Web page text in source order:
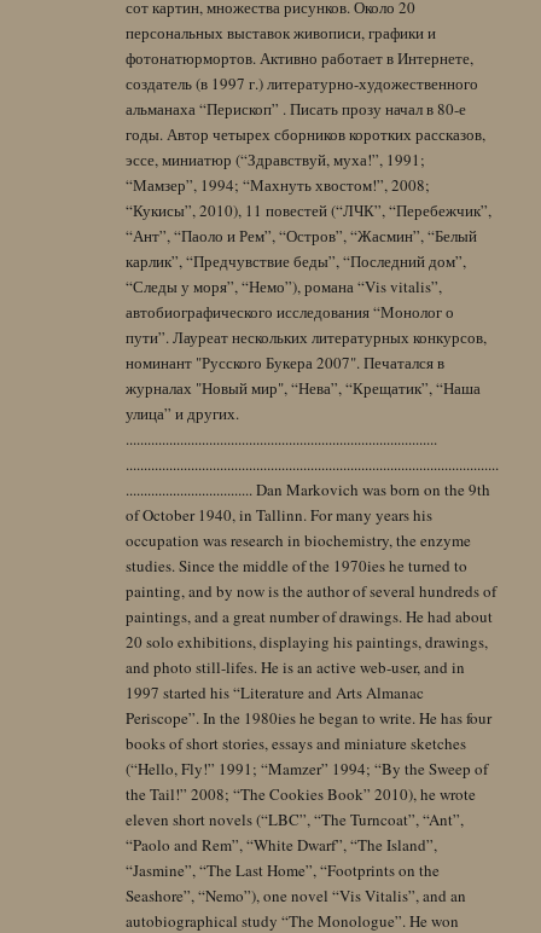
сот картин, множества рисунков. Около 20
персональных выставок живописи, графики и
фотонатюрмортов. Активно работает в Интернете,
создатель (в 1997 г.) литературно-художественного
альманаха “Перископ” . Писать прозу начал в 80-е
годы. Автор четырех сборников коротких рассказов,
эссе, миниатюр (“Здравствуй, муха!”, 1991;
“Мамзер”, 1994; “Махнуть хвостом!”, 2008;
“Кукисы”, 2010), 11 повестей (“ЛЧК”, “Перебежчик”,
“Ант”, “Паоло и Рем”, “Остров”, “Жасмин”, “Белый
карлик”, “Предчувствие беды”, “Последний дом”,
“Следы у моря”, “Немо”), романа “Vis vitalis”,
автобиографического исследования “Монолог о
пути”. Лауреат нескольких литературных конкурсов,
номинант "Русского Букера 2007". Печатался в
журналах "Новый мир", “Нева”, “Крещатик”, “Наша
улица” и других.
......................................................................................
.......................................................................................................
................................... Dan Markovich was born on the 9th
of October 1940, in Tallinn. For many years his
occupation was research in biochemistry, the enzyme
studies. Since the middle of the 1970ies he turned to
painting, and by now is the author of several hundreds of
paintings, and a great number of drawings. He had about
20 solo exhibitions, displaying his paintings, drawings,
and photo still-lifes. He is an active web-user, and in
1997 started his “Literature and Arts Almanac
Periscope”. In the 1980ies he began to write. He has four
books of short stories, essays and miniature sketches
(“Hello, Fly!” 1991; “Mamzer” 1994; “By the Sweep of
the Tail!” 2008; “The Cookies Book” 2010), he wrote
eleven short novels (“LBC”, “The Turncoat”, “Ant”,
“Paolo and Rem”, “White Dwarf”, “The Island”,
“Jasmine”, “The Last Home”, “Footprints on the
Seashore”, “Nemo”), one novel “Vis Vitalis”, and an
autobiographical study “The Monologue”. He won